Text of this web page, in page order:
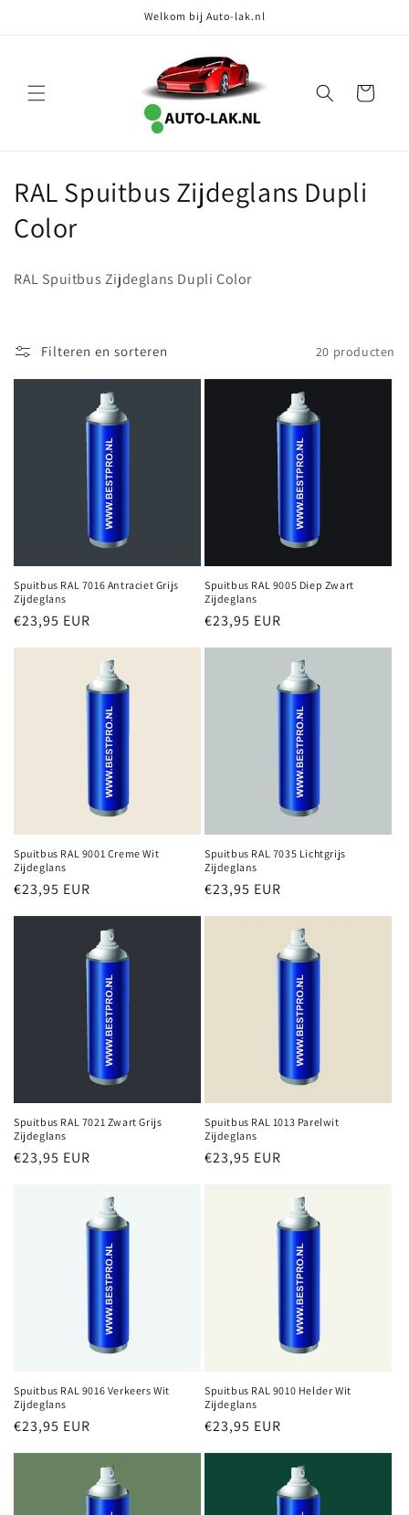
Welkom bij Auto-lak.nl
Winkelwagen
C
o
c
RAL Spuitbus Zijdeglans Dupli
Color
RAL Spuitbus Zijdeglans Dupli Color
Filteren en sorteren 20 producten
Spuitbus RAL 7016 Antraciet Grijs
Zijdeglans
Normale
€23,95 EUR
Spuitbus RAL 9005 Diep Zwart
Zijdeglans
Normale
€23,95 EUR
Spuitbus RAL 9001 Creme Wit
Zijdeglans
Normale
€23,95 EUR
Spuitbus RAL 7035 Lichtgrijs
Zijdeglans
Normale
€23,95 EUR
Spuitbus RAL 7021 Zwart Grijs
Zijdeglans
Normale
€23,95 EUR
Spuitbus RAL 1013 Parelwit
Zijdeglans
Normale
€23,95 EUR
Spuitbus RAL 9016 Verkeers Wit
Zijdeglans
Normale
€23,95 EUR
Spuitbus RAL 9010 Helder Wit
Zijdeglans
Normale
€23,95 EUR